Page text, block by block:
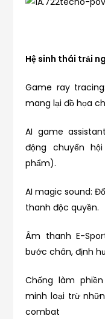
Hệ sinh thái trải
Game ray
mang lại đồ họa
AI game
động chuyển
phẩm).
AI magic sound:
thanh độc quyền.
Âm thanh E-
bước chân, định
Chống làm
minh loại trừ
combat